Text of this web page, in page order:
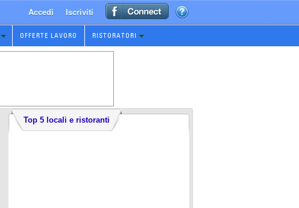
Accedi Iscriviti
OFFERTE LAVORO RISTORATORI
Top 5 locali e ristoranti